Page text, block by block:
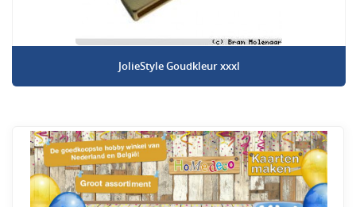
JolieStyle Goudkleur xxxl